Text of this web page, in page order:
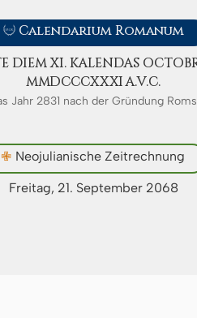
 Calendarium Romanum
DIEM XI. KA­LEN­DAS
ⅯⅯⅮⅭⅭⅭⅩⅩⅪ A.V.C.
Jahr 2831 nach der Gründung
✙ Neojulianische Zeitrechnung
Freitag, 21. September 2068